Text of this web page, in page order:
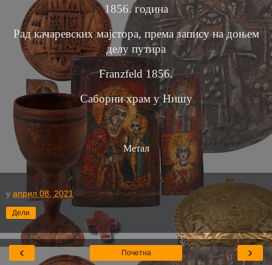
1856. годинa
Рад качаревских мајстора, према запису на доњем
делу путира
Franzfeld1856.
Саборни храм у Нишу
Метал
у април 08, 2021
Дели
‹ ›
Почетна